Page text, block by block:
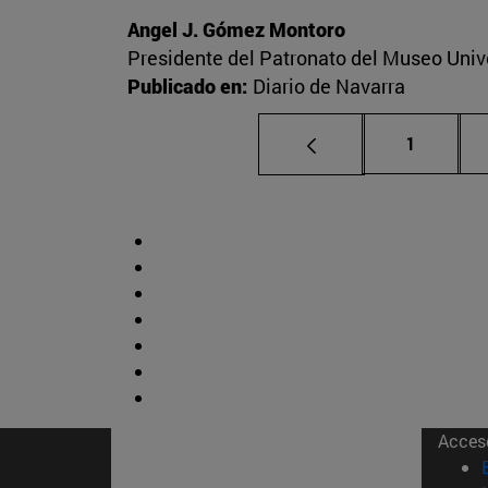
Angel J. Gómez Montoro
Presidente del Patronato del Museo
Publicado en: Diario de Navarra
Página
1